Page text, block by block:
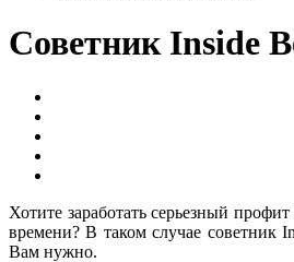
Советник Inside
Хотите заработать серьезный
времени? В таком случае советник
Вам нужно.